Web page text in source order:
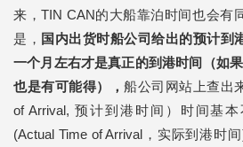
来，TIN CAN的大船靠泊时间也会有
是， 国内出货时船公司给出的预计到
一个月左右才是真正的到港时间（如
也是有可能得），船公司网站上查出
of Arrival, 预计到港时间）时间基
(Actual Time of Arrival，实际到港时